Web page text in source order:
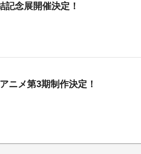
記念展開催決定！
ニメ第3期制作決定！